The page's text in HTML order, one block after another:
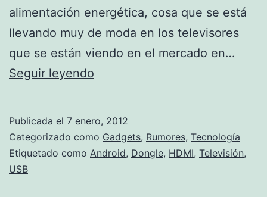
alimentación energética, cosa que se está
llevando muy de moda en los televisores
que se están viendo en el mercado en…
Seguir leyendo
Publicada el 7 enero, 2012
Categorizado como Gadgets, Rumores, Tecnología
Etiquetado como Android, Dongle, HDMI, Televisión,
USB